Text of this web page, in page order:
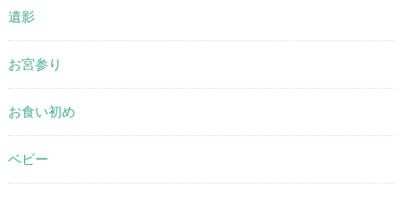
遺影
お宮参り
お食い初め
ベビー